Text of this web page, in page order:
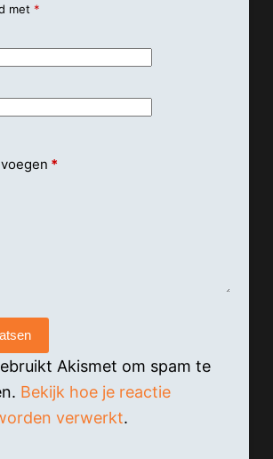
met *
*
Akismet om spam te
Bekijk hoe je reactie
verwerkt.